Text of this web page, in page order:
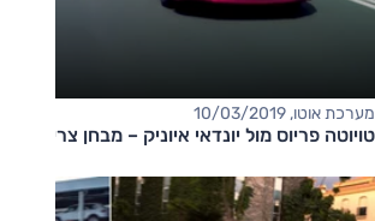
מערכת אוטו, 10/03/2019
טויוטה פריוס מול יונדאי איוניק – מבחן צריכת דלק